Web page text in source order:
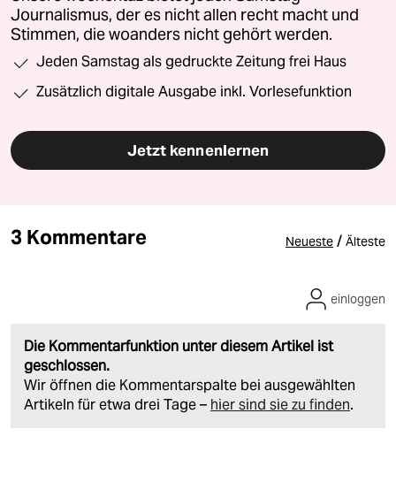
Journalismus, der es nicht allen recht macht und
Stimmen, die woanders nicht gehört werden.
Jeden Samstag als gedruckte Zeitung frei Haus
Zusätzlich digitale Ausgabe inkl. Vorlesefunktion
Jetzt kennenlernen
3 Kommentare Neueste / Älteste
Die Kommentarfunktion unter diesem Artikel ist
geschlossen.
Wir öffnen die Kommentarspalte bei ausgewählten
Artikeln für etwa drei Tage – hier sind sie zu finden.
einloggen